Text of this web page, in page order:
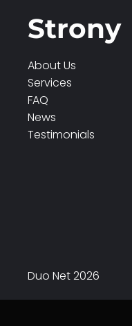
Strony
About Us
Services
FAQ
News
Testimonials
Duo Net 2026